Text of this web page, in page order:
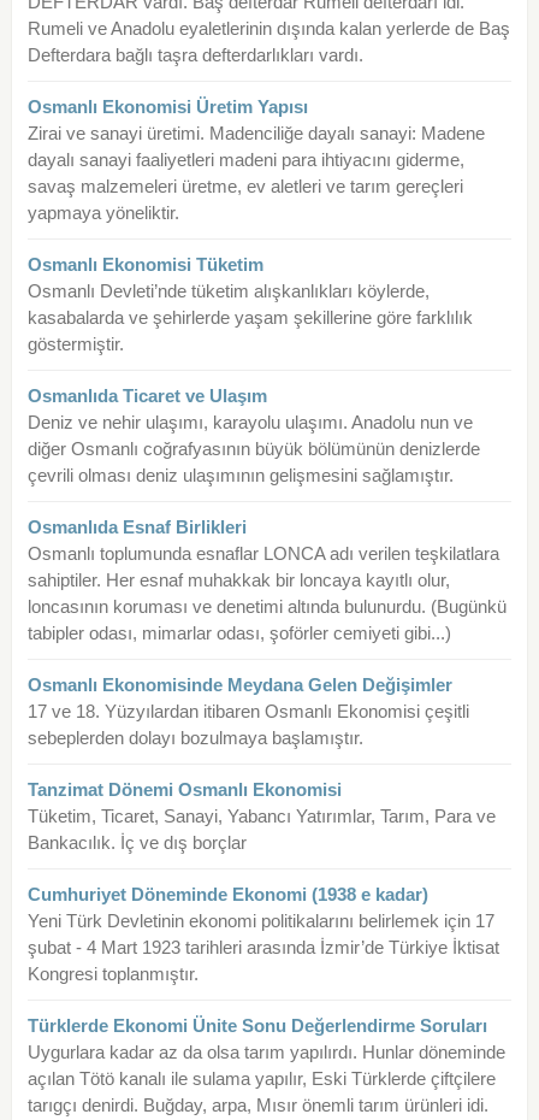
Rumeli ve Anadolu eyaletlerinin dışında kalan yerlerde de Baş
Defterdara bağlı taşra defterdarlıkları vardı.
Osmanlı Ekonomisi Üretim Yapısı
Zirai ve sanayi üretimi. Madenciliğe dayalı sanayi: Madene
dayalı sanayi faaliyetleri madeni para ihtiyacını giderme,
savaş malzemeleri üretme, ev aletleri ve tarım gereçleri
yapmaya yöneliktir.
Osmanlı Ekonomisi Tüketim
Osmanlı Devleti’nde tüketim alışkanlıkları köylerde,
kasabalarda ve şehirlerde yaşam şekillerine göre farklılık
göstermiştir.
Osmanlıda Ticaret ve Ulaşım
Deniz ve nehir ulaşımı, karayolu ulaşımı. Anadolu nun ve
diğer Osmanlı coğrafyasının büyük bölümünün denizlerde
çevrili olması deniz ulaşımının gelişmesini sağlamıştır.
Osmanlıda Esnaf Birlikleri
Osmanlı toplumunda esnaflar LONCA adı verilen teşkilatlara
sahiptiler. Her esnaf muhakkak bir loncaya kayıtlı olur,
loncasının koruması ve denetimi altında bulunurdu. (Bugünkü
tabipler odası, mimarlar odası, şoförler cemiyeti gibi...)
Osmanlı Ekonomisinde Meydana Gelen Değişimler
17 ve 18. Yüzyılardan itibaren Osmanlı Ekonomisi çeşitli
sebeplerden dolayı bozulmaya başlamıştır.
Tanzimat Dönemi Osmanlı Ekonomisi
Tüketim, Ticaret, Sanayi, Yabancı Yatırımlar, Tarım, Para ve
Bankacılık. İç ve dış borçlar
Cumhuriyet Döneminde Ekonomi (1938 e kadar)
Yeni Türk Devletinin ekonomi politikalarını belirlemek için 17
şubat - 4 Mart 1923 tarihleri arasında İzmir’de Türkiye İktisat
Kongresi toplanmıştır.
Türklerde Ekonomi Ünite Sonu Değerlendirme Soruları
Uygurlara kadar az da olsa tarım yapılırdı. Hunlar döneminde
açılan Tötö kanalı ile sulama yapılır, Eski Türklerde çiftçilere
tarıgçı denirdi. Buğday, arpa, Mısır önemli tarım ürünleri idi.